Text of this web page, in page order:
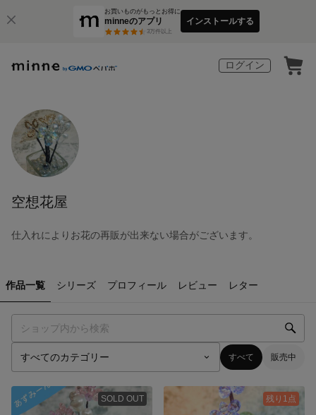
お買いものがもっとお得に
minneのアプリ
3万件以上
インストールする
ログイン
空想花屋
仕入れによりお花の再販が出来ない場合がございます。
作品一覧 シリーズ プロフィール レビュー レター
すべて 販売中
SOLD OUT 残り1点